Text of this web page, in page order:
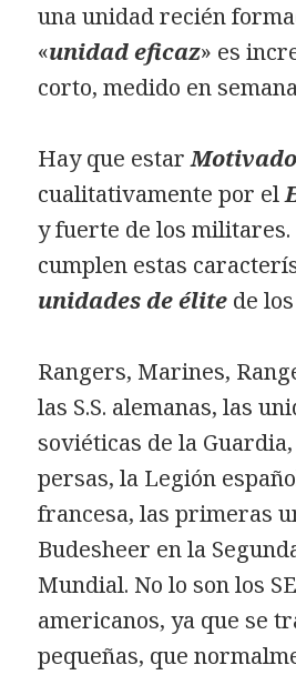
una unidad recién
«unidad eficaz» es
corto, medido en
Hay que estar
cualitativamente por el
y fuerte de los militares.
cumplen estas
unidades de élite de
Rangers, Marines,
las S.S. alemanas, las
soviéticas de la
persas, la Legión
francesa, las primeras
Budesheer en la
Mundial. No lo son los
americanos, ya que se
pequeñas, que